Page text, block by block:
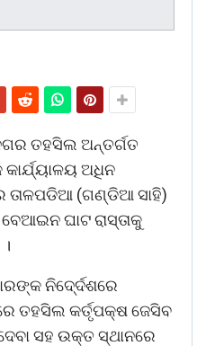
ତହସିଲ ଅନ୍ତର୍ଗତ
କାର୍ଯ୍ୟାଳୟ ଅଧିନ
ତାଳପଡିଆ (ଗଣ୍ଡିଆ ସାହି)
ଘାଟ ରାସ୍ତାକୁ
ନିଦେ୍ର୍ଦଶରେ
ତହସିଲ କର୍ତୃପକ୍ଷ ଜେସିବ
ସହ ଉକ୍ତ ସ୍ଥାନରେ